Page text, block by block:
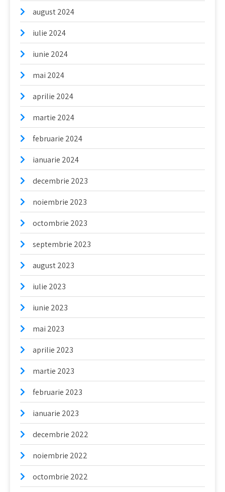
august 2024
iulie 2024
iunie 2024
mai 2024
aprilie 2024
martie 2024
februarie 2024
ianuarie 2024
decembrie 2023
noiembrie 2023
octombrie 2023
septembrie 2023
august 2023
iulie 2023
iunie 2023
mai 2023
aprilie 2023
martie 2023
februarie 2023
ianuarie 2023
decembrie 2022
noiembrie 2022
octombrie 2022